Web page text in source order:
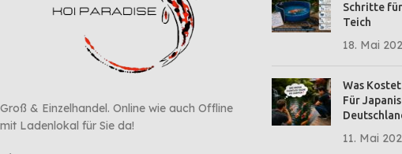
Groß & Einzelhandel. Online wie auch Offline
mit Ladenlokal für Sie da!
Schritte für
Teich
18. Mai
Was
Für
11. Mai